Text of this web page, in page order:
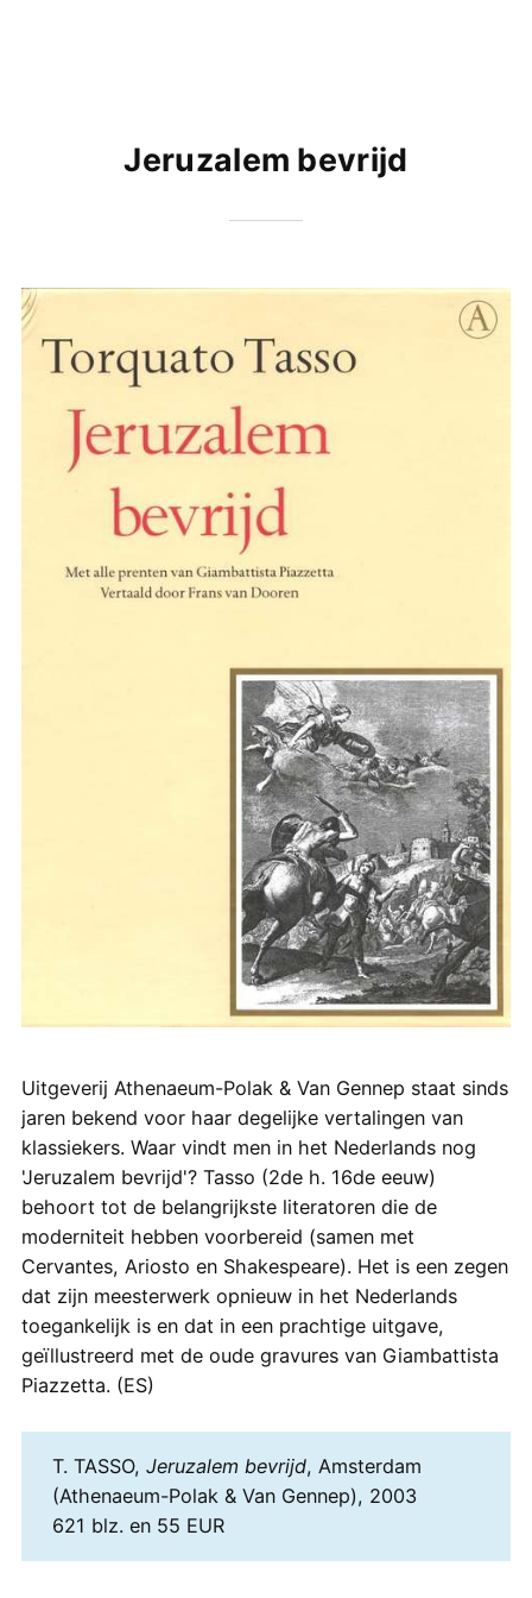
Jeruzalem bevrijd
Uitgeverij Athenaeum-Polak & Van Gennep staat sinds
jaren bekend voor haar degelijke vertalingen van
klassiekers. Waar vindt men in het Nederlands nog
'Jeruzalem bevrijd'? Tasso (2de h. 16de eeuw)
behoort tot de belangrijkste literatoren die de
moderniteit hebben voorbereid (samen met
Cervantes, Ariosto en Shakespeare). Het is een zegen
dat zijn meesterwerk opnieuw in het Nederlands
toegankelijk is en dat in een prachtige uitgave,
geïllustreerd met de oude gravures van Giambattista
Piazzetta. (ES)
T. TASSO, Jeruzalem bevrijd, Amsterdam
(Athenaeum-Polak & Van Gennep), 2003
621 blz. en 55 EUR